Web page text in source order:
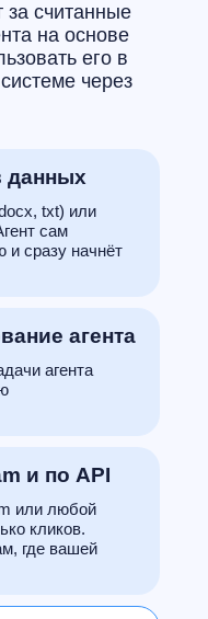
или любой
кликов.
где вашей
и по API
агента
агента
txt) или
сам
и сразу начнёт
данных
считанные
на основе
его в
через